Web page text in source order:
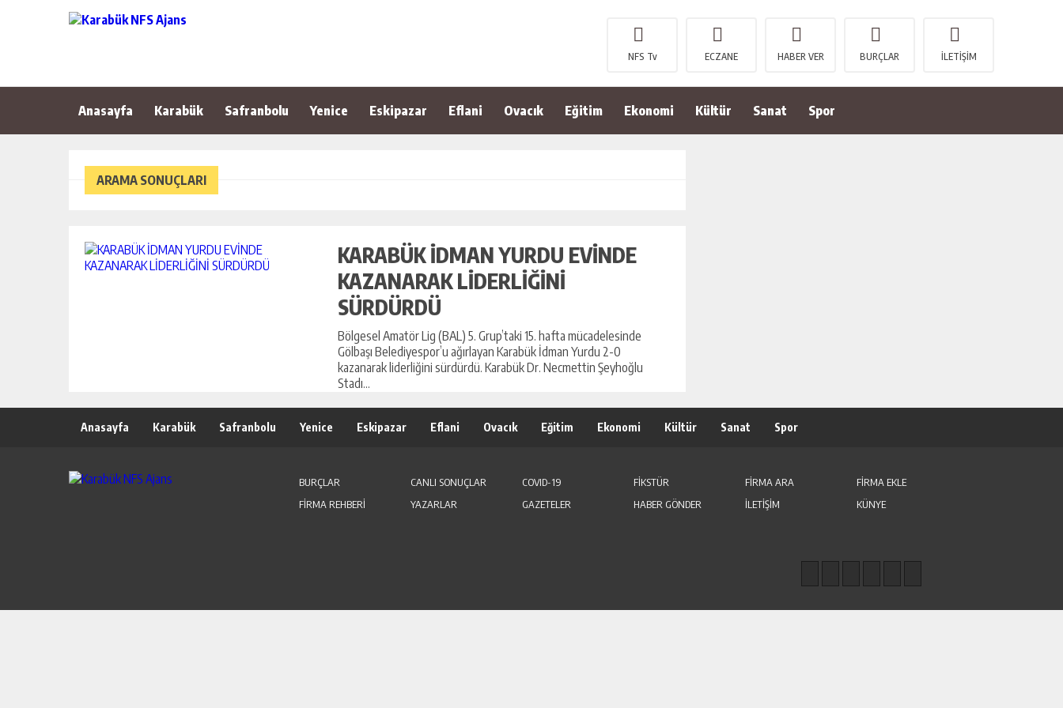
NFS Tv ECZANE HABER VER BURÇLAR İLETİŞİM
Anasayfa Karabük Safranbolu Yenice Eskipazar Eflani Ovacık Eğitim Ekonomi Kültür Sanat Spor
ARAMA SONUÇLARI
KARABÜK İDMAN YURDU EVİNDE
KAZANARAK LİDERLİĞİNİ
SÜRDÜRDÜ
Bölgesel Amatör Lig (BAL) 5. Grup’taki 15. hafta mücadelesinde
Gölbaşı Belediyespor’u ağırlayan Karabük İdman Yurdu 2-0
kazanarak liderliğini sürdürdü. Karabük Dr. Necmettin Şeyhoğlu
Stadı...
Anasayfa Karabük Safranbolu Yenice Eskipazar Eflani Ovacık Eğitim Ekonomi Kültür Sanat Spor
BURÇLAR CANLI SONUÇLAR COVID-19 FİKSTÜR FİRMA ARA
FİRMA EKLE
FİRMA REHBERİ
YAZARLAR GAZETELER HABER GÖNDER İLETİŞİM KÜNYE